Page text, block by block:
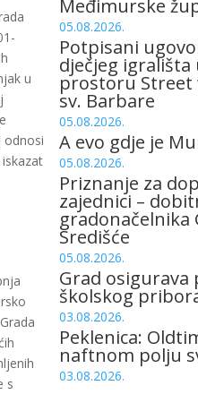
u
odnosi
s
Međimurske
05.08.2026.
Potpisani
dječjeg igrališta
prostoru Street
sv. Barbare
05.08.2026.
A evo gdje je
05.08.2026.
Priznanje za
zajednici –
gradonačelnika
Središće
05.08.2026.
Grad osigurava
školskog
03.08.2026.
Peklenica:
naftnom polju
03.08.2026.